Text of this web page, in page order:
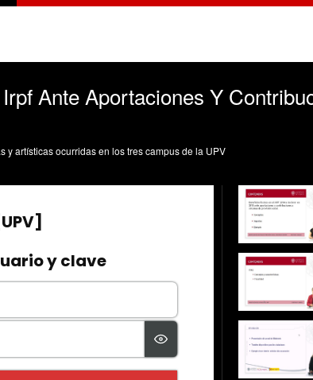
Ante Aportaciones Y
artísticas ocurridas en los tres campus de la UPV